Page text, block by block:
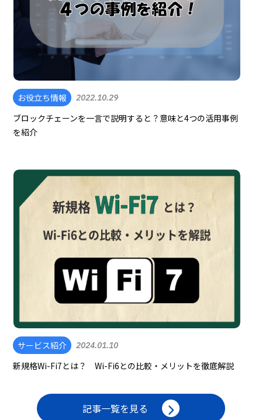
お役立ち情報 2022.10.29
ブロックチェーンを一言で説明すると？意味と4つの活用事例
を紹介
サービス紹介 2024.01.10
新規格Wi-Fi7とは？ Wi-Fi6との比較・メリットを徹底解説
記事一覧を見る